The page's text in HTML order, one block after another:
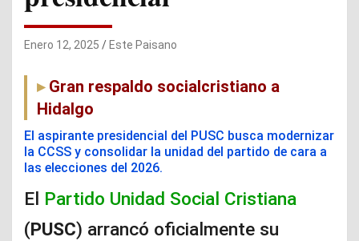
Enero 12, 2025 Este Paisano
Gran respaldo socialcristiano a
Hidalgo
El aspirante presidencial del PUSC busca modernizar
la CCSS y consolidar la unidad del partido de cara a
las elecciones del 2026.
El Partido Unidad Social Cristiana
(PUSC) arrancó oficialmente su